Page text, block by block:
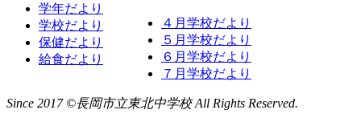
学年だより
学校だより
保健だより
給食だより
４月学校だより
５月学校だより
６月学校だより
７月学校だより
Since 2017 ©長岡市立東北中学校 All Rights Reserved.